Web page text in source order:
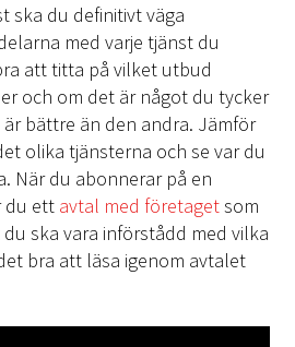
ska du definitivt väga
med varje tjänst du
att titta på vilket utbud
och om det är något du tycker
bättre än den andra. Jämför
olika tjänsterna och se var du
När du abonnerar på en
du ett avtal med företagetsom
ska vara införstådd med vilka
bra att läsa igenom avtalet